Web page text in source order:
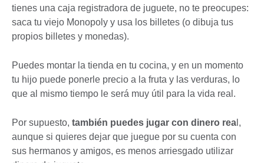
tienes una caja registradora de juguete, no te preocupes:
saca tu viejo Monopoly y usa los billetes (o dibuja tus
propios billetes y monedas).
Puedes montar la tienda en tu cocina, y en un momento
tu hijo puede ponerle precio a la fruta y las verduras, lo
que al mismo tiempo le será muy útil para la vida real.
Por supuesto, también puedes jugar con dinero rea l,
aunque si quieres dejar que juegue por su cuenta con
sus hermanos y amigos, es menos arriesgado utilizar